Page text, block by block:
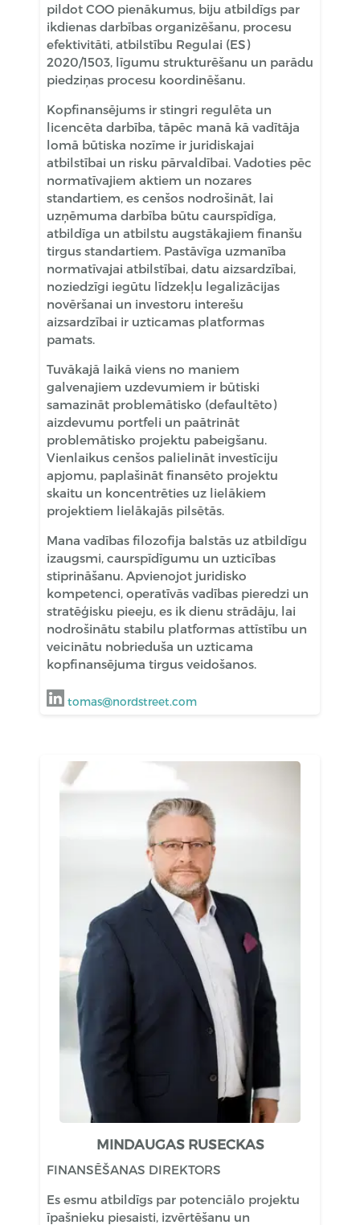
pildot COO pienākumus, biju atbildīgs par
ikdienas darbības organizēšanu, procesu
efektivitāti, atbilstību Regulai (ES)
2020/1503, līgumu strukturēšanu un parādu
piedziņas procesu koordinēšanu.
Kopfinansējums ir stingri regulēta un
licencēta darbība, tāpēc manā kā vadītāja
lomā būtiska nozīme ir juridiskajai
atbilstībai un risku pārvaldībai. Vadoties pēc
normatīvajiem aktiem un nozares
standartiem, es cenšos nodrošināt, lai
uzņēmuma darbība būtu caurspīdīga,
atbildīga un atbilstu augstākajiem finanšu
tirgus standartiem. Pastāvīga uzmanība
normatīvajai atbilstībai, datu aizsardzībai,
noziedzīgi iegūtu līdzekļu legalizācijas
novēršanai un investoru interešu
aizsardzībai ir uzticamas platformas
pamats.
Tuvākajā laikā viens no maniem
galvenajiem uzdevumiem ir būtiski
samazināt problemātisko (defaultēto)
aizdevumu portfeli un paātrināt
problemātisko projektu pabeigšanu.
Vienlaikus cenšos palielināt investīciju
apjomu, paplašināt finansēto projektu
skaitu un koncentrēties uz lielākiem
projektiem lielākajās pilsētās.
Mana vadības filozofija balstās uz atbildīgu
izaugsmi, caurspīdīgumu un uzticības
stiprināšanu. Apvienojot juridisko
kompetenci, operatīvās vadības pieredzi un
stratēģisku pieeju, es ik dienu strādāju, lai
nodrošinātu stabilu platformas attīstību un
veicinātu nobrieduša un uzticama
kopfinansējuma tirgus veidošanos.
tomas@nordstreet.com
MINDAUGAS RUSECKAS
FINANSĒŠANAS DIREKTORS
Es esmu atbildīgs par potenciālo projektu
īpašnieku piesaisti, izvērtēšanu un